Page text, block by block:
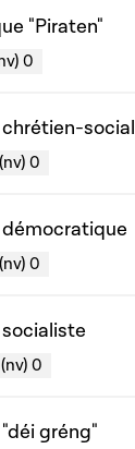
"Piraten"
(nv) 0
social
(nv) 0
(nv) 0
(nv) 0
gréng"